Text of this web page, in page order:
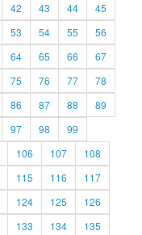
42 43 44
45
53 54 55
56
64 65 66
67
75 76 77
78
86 87 88
89
97 98
99
106 107
108
115 116
117
124 125
126
133 134
135